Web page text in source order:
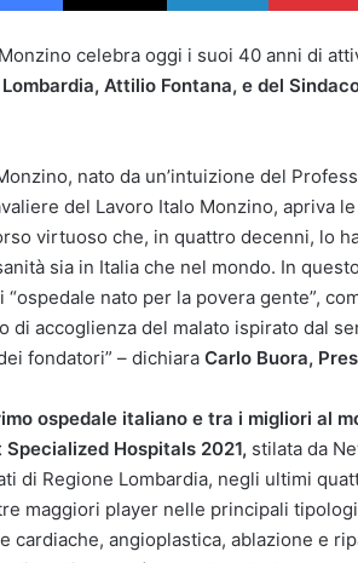
celebra oggi i suoi 40 anni di
Attilio Fontana, e del
nato da un’intuizione del
del Lavoro Italo Monzino, apriva
virtuoso che, in quattro decenni, lo
sia in Italia che nel mondo. In
nato per la povera gente”,
di accoglienza del malato ispirato dal
fondatori” – dichiaraCarlo Buora,
ospedale italiano e tra i migliori al
Specialized Hospitals 2021, stilata da
di Regione Lombardia, negli ultimi
maggiori player nelle principali
cardiache, angioplastica, ablazione e